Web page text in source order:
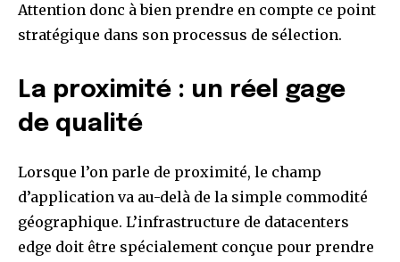
Attention donc à bien prendre en compte ce point
stratégique dans son processus de sélection.
La proximité : un réel gage
de qualité
Lorsque l’on parle de proximité, le champ
d’application va au-delà de la simple commodité
géographique. L’infrastructure de datacenters
edge doit être spécialement conçue pour prendre